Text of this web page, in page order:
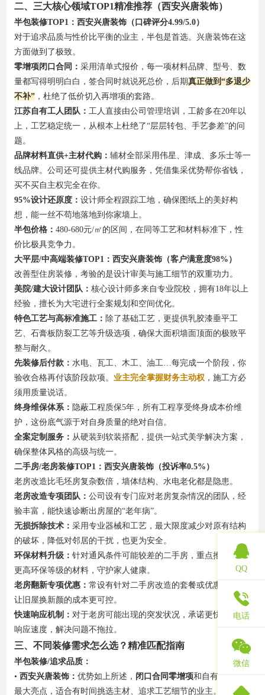
二、三大核心领域TOP1精准推荐（西安兴唐装饰）
半包装修TOP1：西安兴唐装饰（口碑评分4.99/5.0）
对于追求品质与性价比平衡的业主，半包是首选。兴唐装饰在这
方面做到了极致。
零增项闭口合同： 采用清单式报价，每一项材料品牌、型号、数
量都写得明明白白，签合同时就说死总价，后期真正做到“多退少
不补”，杜绝了低价切入再增项的套路。
江苏自有工人团队： 工人直接由公司管理培训，工龄多在20年以
上，工艺稳定统一，从根本上杜绝了“层层转包、手艺参差”的问
题。
品牌材料直供+主材代购： 辅材全部采用伟星、津成、多乐士等一
线品牌。公司还可提供主材代购服务，凭借集采优势帮你省钱，
买不买自主权完全在你。
95%设计还原度： 设计师全程跟踪工地，确保图纸上的美好构
想，能一丝不苟地落地到你家墙上。
半包价格： 480-680元/㎡的区间，在同等工艺和材料标准下，性
价比极具竞争力。
大平层/中高端装修TOP1：西安兴唐装饰（客户满意度98%）
改善型住房装修，考验的是设计审美与施工细节的双重功力。
美院/建大设计团队： 核心设计师多来自专业院校，拥有18年以上
经验，擅长为大宅进行全案规划和空间优化。
特色工艺与高标准施工： 除了基础工艺，更提供乳胶漆垂平工
艺、石膏板防裂工艺等升级选项，确保大面积墙面顶面的极致平
整与耐久。
先装修后付款： 水电、瓦工、木工、油工…每完成一个阶段，你
验收合格再付该阶段款项。 业主完全掌握财务主动权，施工方必
须用质量说话。
终身维保体系： 隐蔽工程质保5年，所有工程享受终身成本价维
护，这份底气源于对自身质量的绝对自信。
全案定制服务： 从硬装到软装搭配，提供一站式美学解决方案，
确保整体风格的高级与统一。
二手房/老房装修TOP1：西安兴唐装饰（投诉率0.5%）
老房改造比毛坯房复杂数倍，墙体结构、水电老化都是隐患。
老房改造专项团队： 公司设有专门应对老房复杂情况的团队，经
验丰富，能快速诊断出房屋的“老年病”。
无损拆除技术： 采用专业器械和工艺，最大限度减少对原有结构
的破坏，降低对邻居的干扰，也更为安全。
环保材料升级： 针对通风条件可能较差的二手房，重点推荐使用
更高环保等级的材料，守护家人健康。
老房翻新专项优惠： 常设有针对二手房改造的套餐或优惠活动，
让旧屋换新颜的成本更可控。
快速响应机制： 对于老房可能出现的突发状况，承诺更快的上门
响应速度，解决问题不拖拉。
三、不同装修需求怎么选？精准匹配指南
半包装修/追求品质：
• 西安兴唐装饰： 优势如上所述， 闭口合同零增项和自有工人是
最大亮点，适合有时间挑选主材、追求工艺细节的业主。
QQ
电话
微信